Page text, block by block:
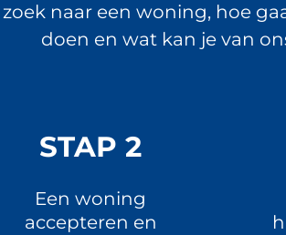
naar een woning, hoe
doen en wat kan je van
STAP 2
Een woning
accepteren en